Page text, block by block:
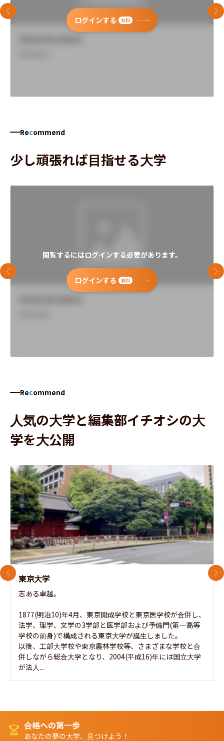
ログインする 無料
前のスライド 次
Recommend
少し頑張れば目指せる大学
閲覧するにはログインする必要があります。
ログインする 無料
前のスライド 次
Recommend
人気の大学と編集部イチオシの大
学を大公開
東京大学
志ある卓越。
1877(明治10)年4月、東京開成学校と東京医学校が合併し、
法学、理学、文学の3学部と医学部および予備門(第一高等
学校の前身)で構成される東京大学が誕生しました。
以後、工部大学校や東京農林学校等、さまざまな学校と合
併しながら総合大学となり、2004(平成16)年には国立大学
が法人...
前のスライド 次
合格への第一歩
あなたの夢の大学、見つけよう！